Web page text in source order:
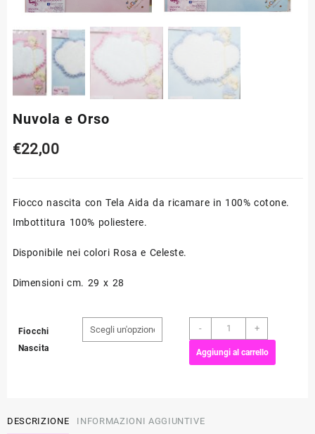
Nuvola e Orso
€22,00
Fiocco nascita con Tela Aida da ricamare in 100% cotone.
Imbottitura 100% poliestere.
Disponibile nei colori Rosa e Celeste.
Dimensioni cm. 29 x 28
Fiocchi
Nascita
-
Nuvola
e
Orso
quantità
+
Aggiungi al carrello
DESCRIZIONE INFORMAZIONI AGGIUNTIVE